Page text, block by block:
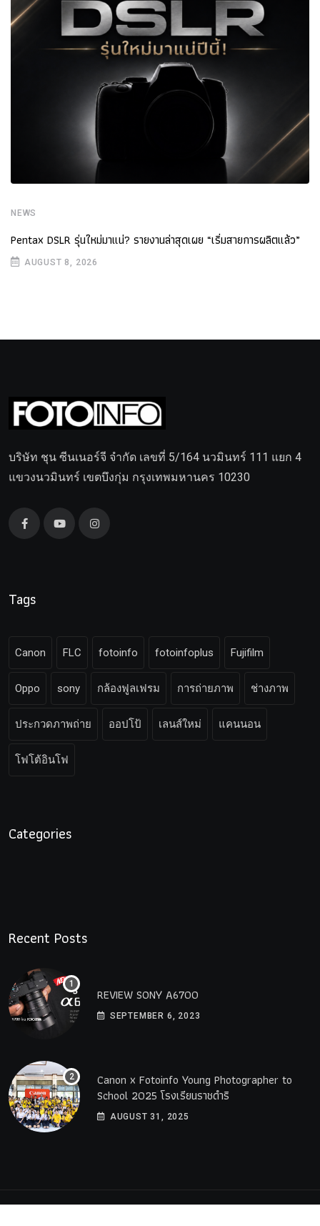
NEWS
Pentax DSLR รุ่นใหม่มาแน่? รายงานล่าสุดเผย “เริ่มสายการผลิตแล้ว”
AUGUST 8, 2026
บริษัท ชุน ซีนเนอร์จี จำกัด เลขที่ 5/164 นวมินทร์ 111 แยก 4
แขวงนวมินทร์ เขตบึงกุ่ม กรุงเทพมหานคร 10230
Tags
Canon FLC fotoinfo fotoinfoplus Fujifilm
Oppo sony กล้องฟูลเฟรม การถ่ายภาพ ช่างภาพ
ประกวดภาพถ่าย ออปโป้ เลนส์ใหม่ แคนนอน
โฟโต้อินโฟ
Categories
Recent Posts
REVIEW SONY A6700
SEPTEMBER 6, 2023
Canon x Fotoinfo​ Young​ Photographer to
School 2025 โรงเรียนราชดำริ
AUGUST 31, 2025